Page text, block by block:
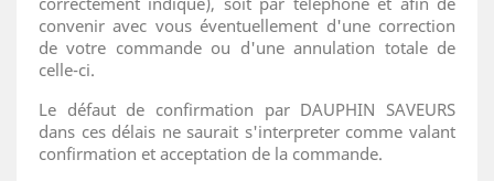
convenir avec vous éventuellement d'une correction
de votre commande ou d'une annulation totale de
celle-ci.
Le défaut de confirmation par DAUPHIN SAVEURS
dans ces délais ne saurait s'interpreter comme valant
confirmation et acceptation de la commande.